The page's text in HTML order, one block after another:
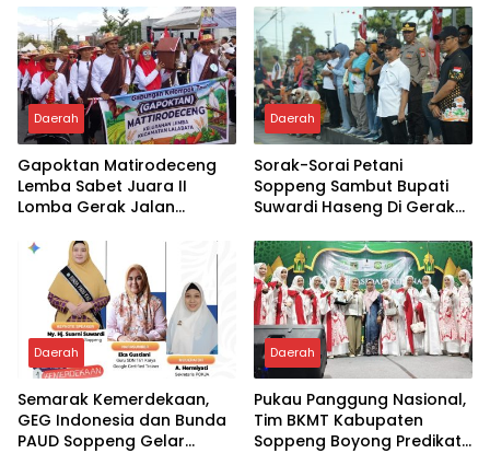
Daerah
Gapoktan Matirodeceng
Lemba Sabet Juara II
Lomba Gerak Jalan
Daerah
Sorak-Sorai Petani
Soppeng Sambut Bupati
Suwardi Haseng Di Gerak
Daerah
Semarak Kemerdekaan,
GEG Indonesia dan Bunda
PAUD Soppeng Gelar
Daerah
Pukau Panggung Nasional,
Tim BKMT Kabupaten
Soppeng Boyong Predikat